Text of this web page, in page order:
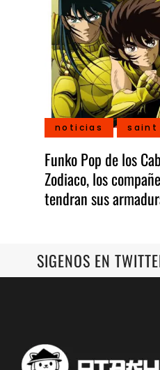
noticias saint
Funko Pop de los
Zodiaco, los
tendran sus
SIGENOS EN